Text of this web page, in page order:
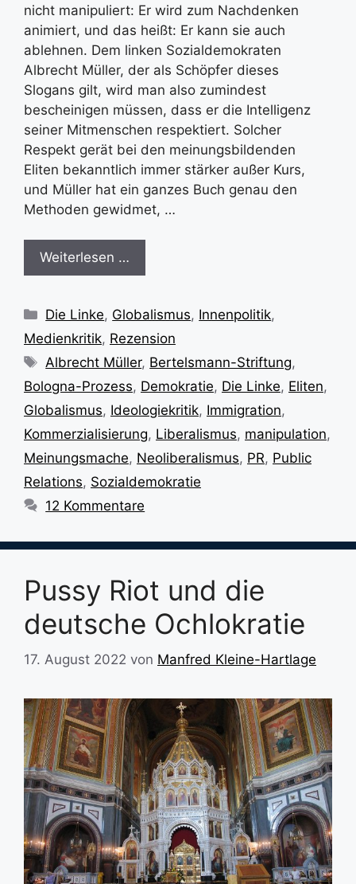
nicht manipuliert: Er wird zum Nachdenken
animiert, und das heißt: Er kann sie auch
ablehnen. Dem linken Sozialdemokraten
Albrecht Müller, der als Schöpfer dieses
Slogans gilt, wird man also zumindest
bescheinigen müssen, dass er die Intelligenz
seiner Mitmenschen respektiert. Solcher
Respekt gerät bei den meinungsbildenden
Eliten bekanntlich immer stärker außer Kurs,
und Müller hat ein ganzes Buch genau den
Methoden gewidmet, …
Weiterlesen …
Kategorien
Die Linke, Globalismus, Innenpolitik,
Medienkritik, Rezension
Schlagwörter
Albrecht Müller, Bertelsmann-Striftung,
Bologna-Prozess, Demokratie, Die Linke, Eliten,
Globalismus, Ideologiekritik, Immigration,
Kommerzialisierung, Liberalismus, manipulation,
Meinungsmache, Neoliberalismus, PR, Public
Relations, Sozialdemokratie
12 Kommentare
Pussy Riot und die
deutsche Ochlokratie
17. August 2022 von Manfred Kleine-Hartlage